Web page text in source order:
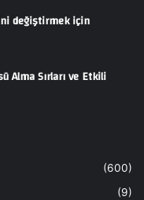
değiştirmek için
Alma Sırları ve Etkili
(600)
(9)